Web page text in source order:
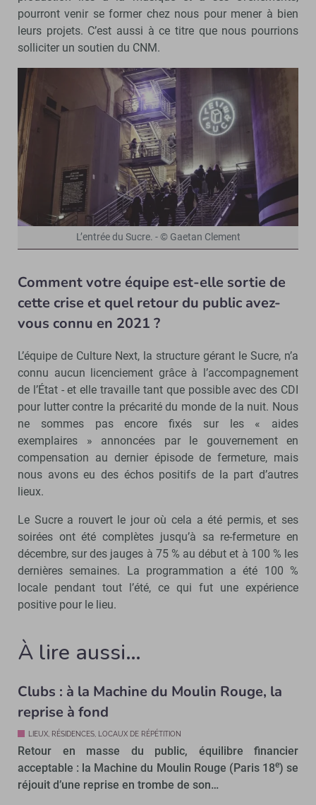
pourront venir se former chez nous pour mener à bien
leurs projets. C’est aussi à ce titre que nous pourrions
solliciter un soutien du CNM.
L’entrée du Sucre. - © Gaetan Clement
Comment votre équipe est-elle sortie de
cette crise et quel retour du public avez-
vous connu en 2021 ?
L’équipe de Culture Next, la structure gérant le Sucre, n’a
connu aucun licenciement grâce à l’accompagnement
de l’État - et elle travaille tant que possible avec des CDI
pour lutter contre la précarité du monde de la nuit. Nous
ne sommes pas encore fixés sur les « aides
exemplaires » annoncées par le gouvernement en
compensation au dernier épisode de fermeture, mais
nous avons eu des échos positifs de la part d’autres
lieux.
Le Sucre a rouvert le jour où cela a été permis, et ses
soirées ont été complètes jusqu’à sa re-fermeture en
décembre, sur des jauges à 75 % au début et à 100 % les
dernières semaines. La programmation a été 100 %
locale pendant tout l’été, ce qui fut une expérience
positive pour le lieu.
À lire aussi…
Clubs : à la Machine du Moulin Rouge, la
reprise à fond
LIEUX, RÉSIDENCES, LOCAUX DE RÉPÉTITION
Retour en masse du public, équilibre financier
acceptable : la Machine du Moulin Rouge (Paris 18e) se
réjouit d’une reprise en trombe de son…